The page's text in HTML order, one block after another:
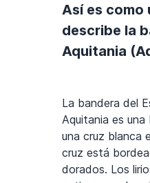
Así es como
describe la
Aquitania
La bandera del
Aquitania es
una cruz blanca
cruz está
dorados. Los